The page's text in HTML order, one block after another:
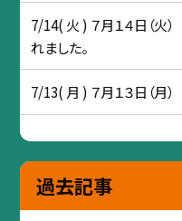
7/14( 火 ) ７月１４日（火
れました。
7/13( 月 ) ７月１３日（月
過去記事